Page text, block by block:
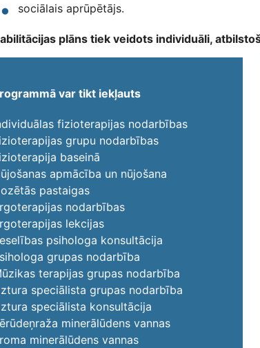
sociālais aprūpētājs.
plāns tiek veidots individuāli,
var tikt iekļauts
fizioterapijas nodarbības
grupu nodarbības
baseinā
apmācība un nūjošana
pastaigas
nodarbības
lekcijas
psihologa konsultācija
grupas nodarbība
terapijas grupas nodarbība
speciālista grupas nodarbība
speciālista konsultācija
minerālūdens vannas
minerālūdens vannas